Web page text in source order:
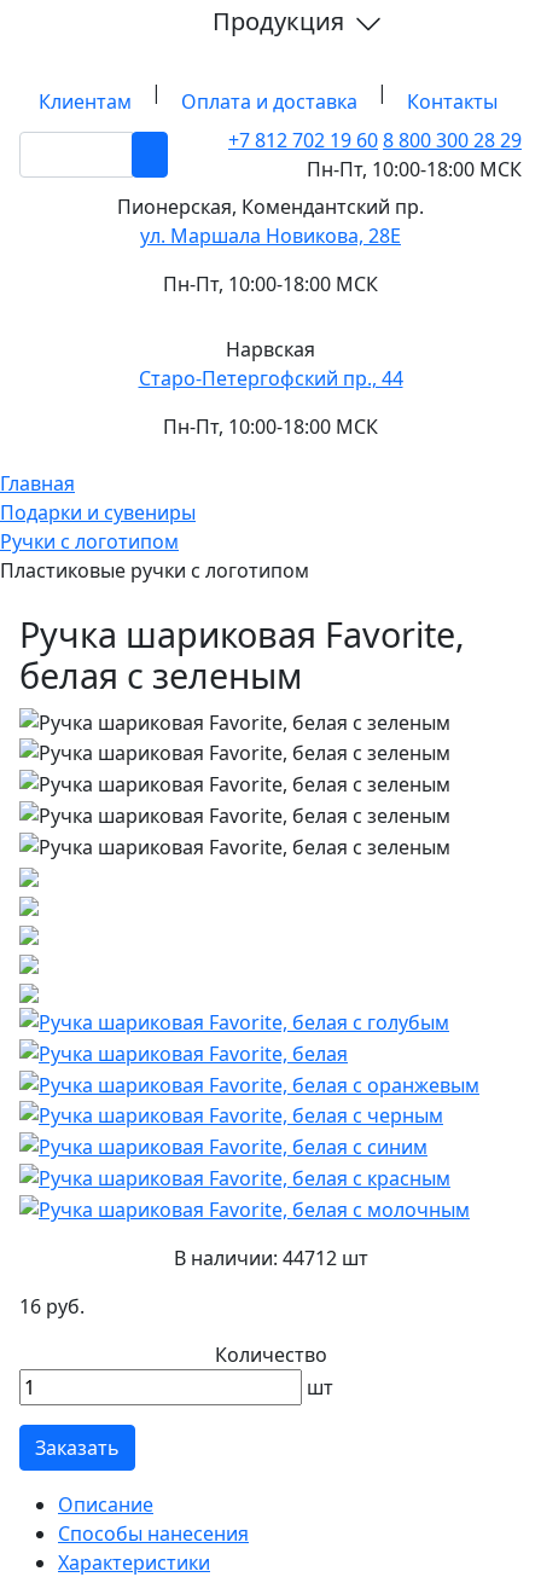
Продукция
Клиентам | Оплата и доставка |
Контакты
+7 812702 19 608 800 300 28 29
Пн-Пт, 10:00-18:00 МСК
Пионерская, Комендантский пр.
ул. Маршала Новикова, 28Е
Пн-Пт, 10:00-18:00 МСК
Нарвская
Старо-Петергофский пр., 44
Пн-Пт, 10:00-18:00 МСК
Главная
Подарки и сувениры
Ручки с логотипом
Пластиковые ручки с логотипом
Ручка шариковая Favorite,
белая с зеленым
В наличии: 44712 шт
16 руб.
Количество
шт
Заказать
Описание
Способы нанесения
Характеристики